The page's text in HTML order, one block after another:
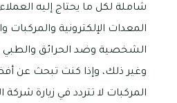
شاملة لكل ما يحتاج إليه
المعدات الإلكترونية والمركبات
الشخصية وضد الحرائق والطبي
وغير ذلك، وإذا كنت تبحث عن
المركبات لا تتردد في زيارة شركة